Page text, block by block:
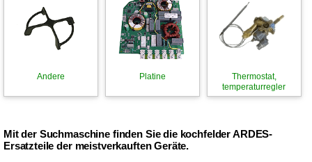
Andere Platine
Thermostat,
temperaturregler
Mit der Suchmaschine finden Sie die kochfelder ARDES-
Ersatzteile der meistverkauften Geräte.